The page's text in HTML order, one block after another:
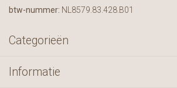
btw-nummer: NL8579.83.428.B01
Categorieën
Informatie